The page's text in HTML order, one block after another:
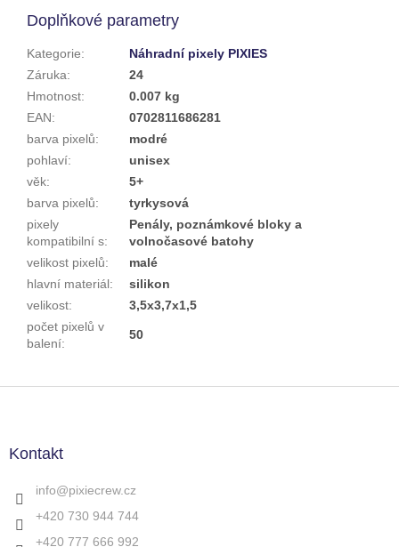
Doplňkové parametry
Kategorie:
Náhradní pixely PIXIES
Záruka:
24
Hmotnost:
0.007 kg
EAN:
0702811686281
barva pixelů:
modré
pohlaví:
unisex
věk:
5+
barva pixelů:
tyrkysová
pixely
kompatibilní s:
Penály, poznámkové bloky a
volnočasové batohy
velikost pixelů:
malé
hlavní materiál:
silikon
velikost:
3,5x3,7x1,5
počet pixelů v
balení:
50
Kontakt
info@pixiecrew.cz
+420 730 944 744
+420 777 666 992